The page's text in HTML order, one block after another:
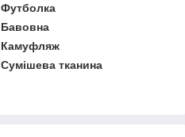
Футболка
Бавовна
Камуфляж
Сумішева тканина